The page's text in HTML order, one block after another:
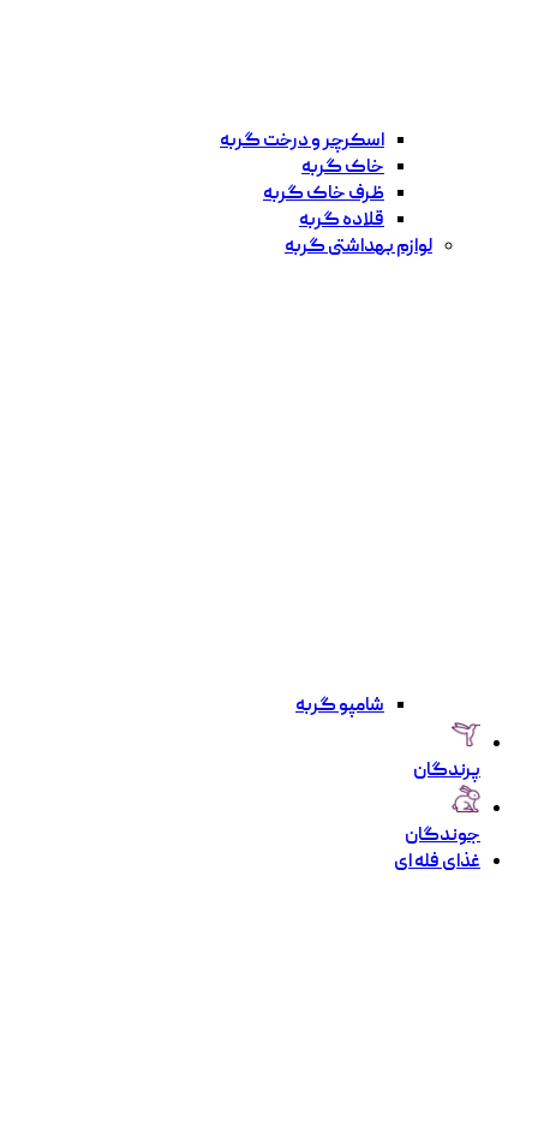
اسکرچر و درخت گربه
خاک گربه
ظرف خاک گربه
قلاده گربه
لوازم بهداشتی گربه
شامپو گربه
پرندگان
جوندگان
غذای فله ای